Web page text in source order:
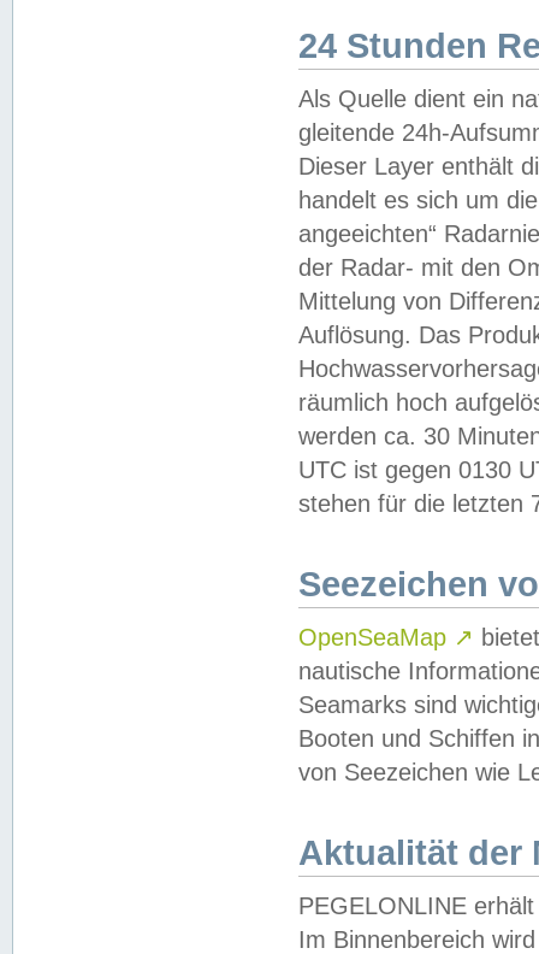
24 Stunden
Als Quelle dient ein
gleitende 24h-
Dieser Layer enthält
handelt es sich um
angeeichten“
der Radar- mit den
Mittelung von
Auflösung. Das
räumlich hoch
werden ca. 30
UTC ist gegen 0130
stehen für die letzten
Seezeichen
OpenSeaMap ↗
nautische
Seamarks sind
Booten und Schiffen
von Seezeichen wie
Aktualität der
PEGELONLINE
Im Binnenbereich